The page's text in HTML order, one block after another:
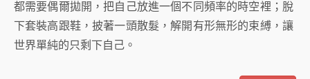
都需要偶爾拋開，把自己放進一個不同頻率的時空裡；脫
下套裝高跟鞋，披著一頭散髮，解開有形無形的束縛，讓
世界單純的只剩下自己。